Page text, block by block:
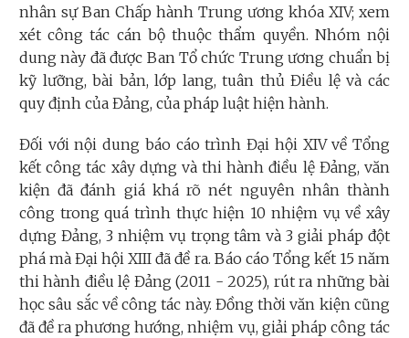
nhân sự Ban Chấp hành Trung ương khóa XIV; xem
xét công tác cán bộ thuộc thẩm quyền. Nhóm nội
dung này đã được Ban Tổ chức Trung ương chuẩn bị
kỹ lưỡng, bài bản, lớp lang, tuân thủ Điều lệ và các
quy định của Đảng, của pháp luật hiện hành.
Đối với nội dung báo cáo trình Đại hội XIV về Tổng
kết công tác xây dựng và thi hành điều lệ Đảng, văn
kiện đã đánh giá khá rõ nét nguyên nhân thành
công trong quá trình thực hiện 10 nhiệm vụ về xây
dựng Đảng, 3 nhiệm vụ trọng tâm và 3 giải pháp đột
phá mà Đại hội XIII đã đề ra. Báo cáo Tổng kết 15 năm
thi hành điều lệ Đảng (2011 - 2025), rút ra những bài
học sâu sắc về công tác này. Đồng thời văn kiện cũng
đã đề ra phương hướng, nhiệm vụ, giải pháp công tác